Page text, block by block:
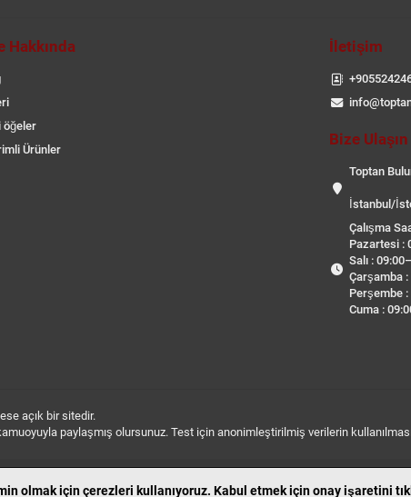
Hakkında
öğeler
Ürünler
İletişim
Bize Ulaşın
Toptan
İstanbul/
Çalışma
Pazartesi :
Salı :
Çarşamba
Perşembe
Cuma :
açık bir sitedir.
paylaşmış olursunuz. Test için anonimleştirilmiş verilerin
olmak için çerezleri kullanıyoruz. Kabul etmek için onay işaretini